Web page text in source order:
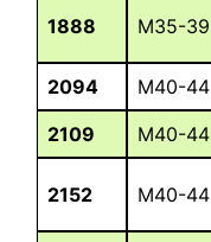
1888 M35-39
2094 M40-44
2109
M40-44
2152 M40-44